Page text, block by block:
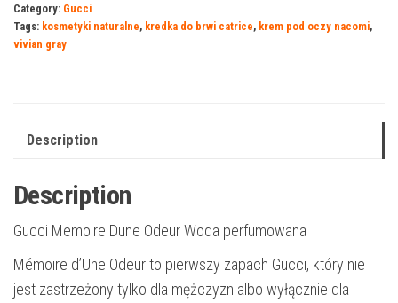
Category: Gucci
Tags: kosmetyki naturalne, kredka do brwi catrice, krem pod oczy nacomi,
vivian gray
Description
Description
Gucci Memoire Dune Odeur Woda perfumowana
Mémoire d’Une Odeur to pierwszy zapach Gucci, który nie
jest zastrzeżony tylko dla mężczyzn albo wyłącznie dla